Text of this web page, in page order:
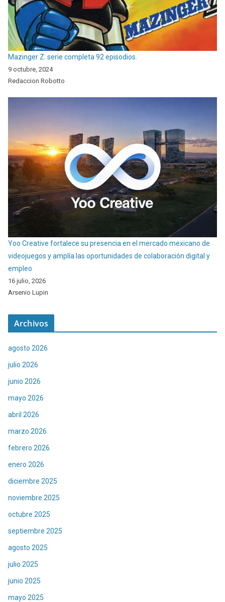
Mazinger Z: serie completa 92 episodios.
9 octubre, 2024
Redaccion Robotto
Yoo Creative fortalece su presencia en el mercado mexicano de
videojuegos y amplía las oportunidades de colaboración digital y
empleo
16 julio, 2026
Arsenio Lupin
Archivos
agosto 2026
julio 2026
junio 2026
mayo 2026
abril 2026
marzo 2026
febrero 2026
enero 2026
diciembre 2025
noviembre 2025
octubre 2025
septiembre 2025
agosto 2025
julio 2025
junio 2025
mayo 2025